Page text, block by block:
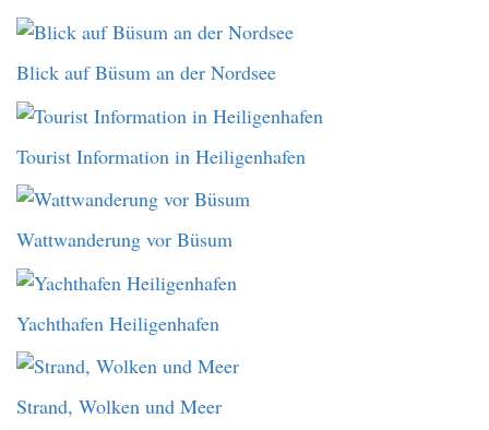
Blick auf Büsum an der Nordsee
Tourist Information in Heiligenhafen
Wattwanderung vor Büsum
Yachthafen Heiligenhafen
Strand, Wolken und Meer